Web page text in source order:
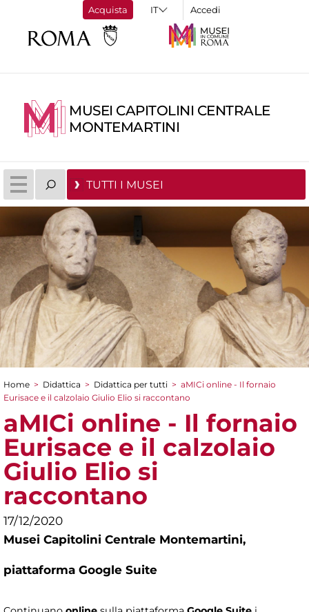
Acquista Accedi
MUSEI CAPITOLINI CENTRALE
MONTEMARTINI
TUTTI I MUSEI
Tu sei qui
Home > Didattica > Didattica per tutti > aMICi online - Il fornaio
Eurisace e il calzolaio Giulio Elio si raccontano
aMICi online - Il fornaio
Eurisace e il calzolaio
Giulio Elio si
raccontano
17/12/2020
Musei Capitolini Centrale Montemartini,
piattaforma Google Suite